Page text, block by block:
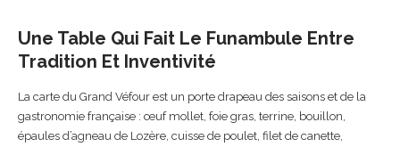
Une Table Qui Fait Le Funambule Entre
Tradition Et Inventivité
La carte du Grand Véfour est un porte drapeau des saisons et de la
gastronomie française : œuf mollet, foie gras, terrine, bouillon,
épaules d’agneau de Lozère, cuisse de poulet, filet de canette,